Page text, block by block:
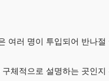
여러 명이 투입되어 반나절
체적으로 설명하는 곳인지